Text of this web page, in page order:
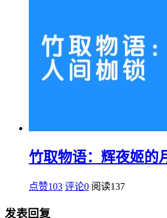
竹取物语：辉夜姬的
点赞103 评论0 阅读137
发表回复